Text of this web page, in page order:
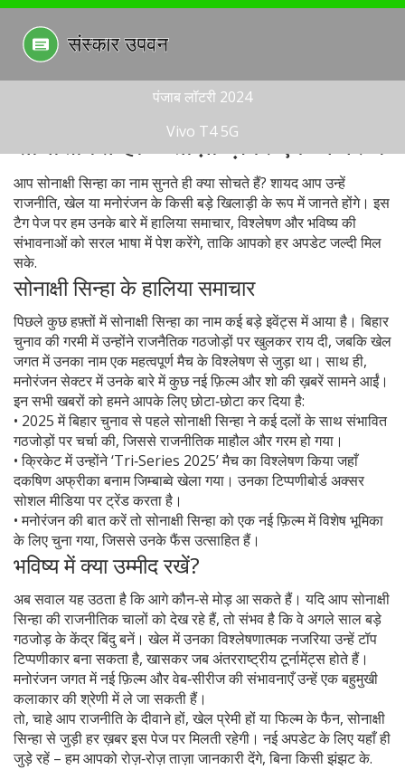
पंजाब लॉटरी 2024
Vivo T4 5G
सोनाक्षी सिन्हा – ताज़ा ख़बरें एक नजर में
आप सोनाक्षी सिन्हा का नाम सुनते ही क्या सोचते हैं? शायद आप उन्हें
राजनीति, खेल या मनोरंजन के किसी बड़े खिलाड़ी के रूप में जानते होंगे। इस
टैग पेज पर हम उनके बारे में हालिया समाचार, विश्लेषण और भविष्य की
संभावनाओं को सरल भाषा में पेश करेंगे, ताकि आपको हर अपडेट जल्दी मिल
सके.
सोनाक्षी सिन्हा के हालिया समाचार
पिछले कुछ हफ़्तों में सोनाक्षी सिन्हा का नाम कई बड़े इवेंट्स में आया है। बिहार
चुनाव की गरमी में उन्होंने राजनैतिक गठजोड़ों पर खुलकर राय दी, जबकि खेल
जगत में उनका नाम एक महत्वपूर्ण मैच के विश्लेषण से जुड़ा था। साथ ही,
मनोरंजन सेक्टर में उनके बारे में कुछ नई फ़िल्म और शो की ख़बरें सामने आईं।
इन सभी खबरों को हमने आपके लिए छोटा‑छोटा कर दिया है:
• 2025 में बिहार चुनाव से पहले सोनाक्षी सिन्हा ने कई दलों के साथ संभावित
गठजोड़ों पर चर्चा की, जिससे राजनीतिक माहौल और गरम हो गया।
• क्रिकेट में उन्होंने ‘Tri‑Series 2025’ मैच का विश्लेषण किया जहाँ
दकषिण अफ्रीका बनाम जिम्बाब्वे खेला गया। उनका टिप्पणीबोर्ड अक्सर
सोशल मीडिया पर ट्रेंड करता है।
• मनोरंजन की बात करें तो सोनाक्षी सिन्हा को एक नई फ़िल्म में विशेष भूमिका
के लिए चुना गया, जिससे उनके फैंस उत्साहित हैं।
भविष्य में क्या उम्मीद रखें?
अब सवाल यह उठता है कि आगे कौन‑से मोड़ आ सकते हैं। यदि आप सोनाक्षी
सिन्हा की राजनीतिक चालों को देख रहे हैं, तो संभव है कि वे अगले साल बड़े
गठजोड़ के केंद्र बिंदु बनें। खेल में उनका विश्लेषणात्मक नजरिया उन्हें टॉप
टिप्पणीकार बना सकता है, खासकर जब अंतरराष्ट्रीय टूर्नामेंट्स होते हैं।
मनोरंजन जगत में नई फ़िल्म और वेब‑सीरीज की संभावनाएँ उन्हें एक बहुमुखी
कलाकार की श्रेणी में ले जा सकती हैं।
तो, चाहे आप राजनीति के दीवाने हों, खेल प्रेमी हों या फिल्म के फैन, सोनाक्षी
सिन्हा से जुड़ी हर ख़बर इस पेज पर मिलती रहेगी। नई अपडेट के लिए यहाँ ही
जुड़े रहें – हम आपको रोज़‑रोज़ ताज़ा जानकारी देंगे, बिना किसी झंझट के.